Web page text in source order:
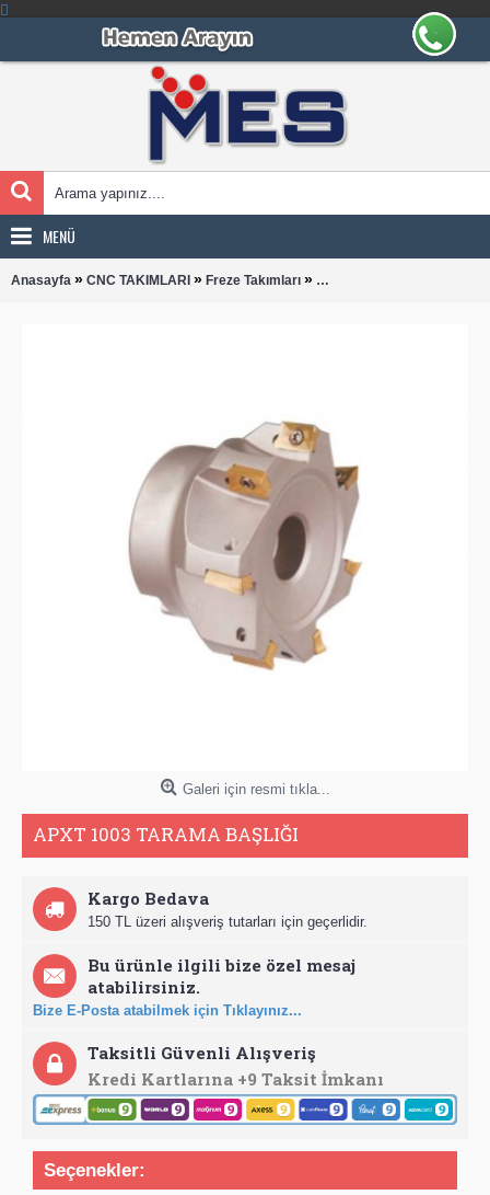
MENÜ
Anasayfa » CNC TAKIMLARI » Freze Takımları » APXT 1003 TARAMA
Galeri için resmi tıkla...
APXT 1003 TARAMA BAŞLIĞI
Kargo Bedava
150 TL üzeri alışveriş tutarları için geçerlidir.
Bu ürünle ilgili bize özel mesaj
atabilirsiniz.
Bize E-Posta atabilmek için Tıklayınız...
Taksitli Güvenli Alışveriş
Kredi Kartlarına +9 Taksit İmkanı
Seçenekler: